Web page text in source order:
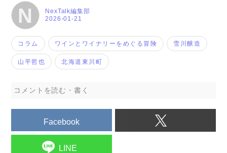
N 2026-01-21
NexTalk編集部
コラム ワインとワイナリーをめぐる冒険 雪川醸造
山平哲也 北海道東川町
コメントを読む・書く
Facebook
LINE